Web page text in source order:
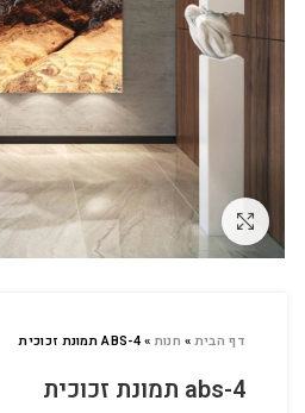
לחץ להגדלה
דף הבית» חנות»ABS-4 תמונת זכוכית
abs-4 תמונת זכוכית